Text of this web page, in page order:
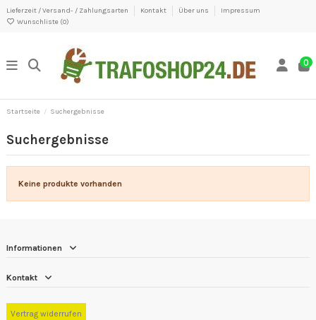
Lieferzeit / Versand- / Zahlungsarten Kontakt Über uns
Impressum
Wunschliste (0)
0
Startseite Suchergebnisse
Suchergebnisse
Keine produkte vorhanden
Informationen
Kontakt
Vertrag widerrufen